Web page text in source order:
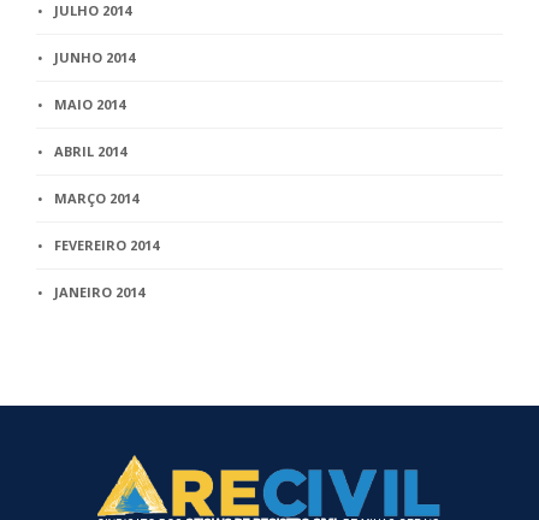
JULHO 2014
JUNHO 2014
MAIO 2014
ABRIL 2014
MARÇO 2014
FEVEREIRO 2014
JANEIRO 2014